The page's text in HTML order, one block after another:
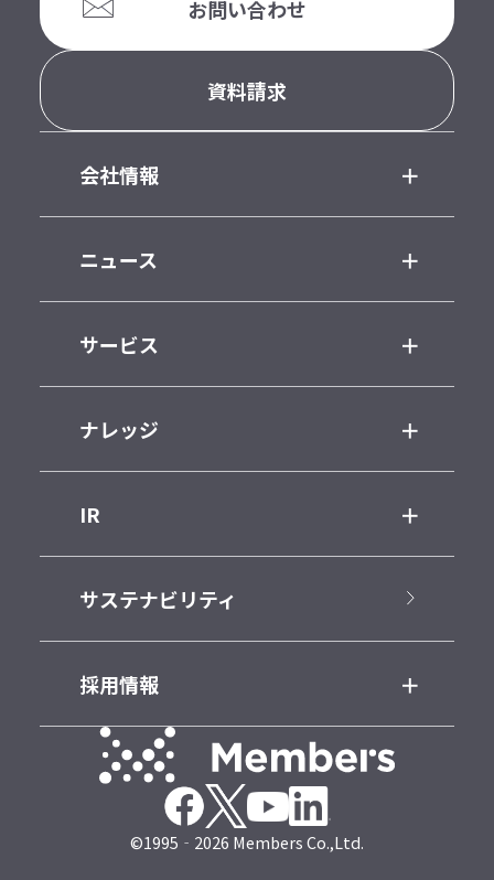
お問い合わせ
資料請求
会社情報
ニュース
サービス
ナレッジ
IR
サステナビリティ
採用情報
©1995‐2026 Members Co.,Ltd.